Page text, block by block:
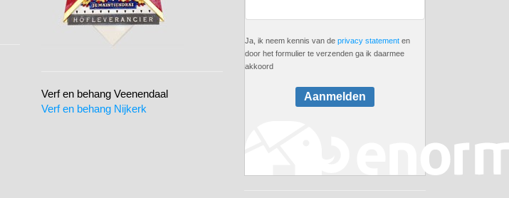
Verf en behang Veenendaal
Verf en behang Nijkerk
Ja, ik neem kennis van de privacy statement en
door het formulier te verzenden ga ik daarmee
akkoord
Aanmelden